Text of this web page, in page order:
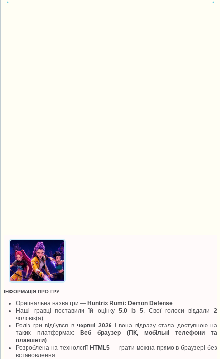
ІНФОРМАЦІЯ ПРО ГРУ:
Оригінальна назва гри —Huntrix Rumi: Demon Defense
Наші гравці поставили їй оцінку5.0 із 5. Свої голоси віддали2
чоловік(а).
Реліз гри відбувся вчервні 2026і вона відразу стала доступною на
таких платформах: Веб браузер (ПК, мобільні телефони та
планшети)
Розроблена на технології HTML5— грати можна прямо в браузері без
встановлення.